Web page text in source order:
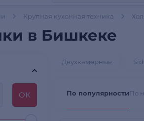
Крупная кухонная техника
в Бишкеке
OК
Двухкамерные
По популярностиПо